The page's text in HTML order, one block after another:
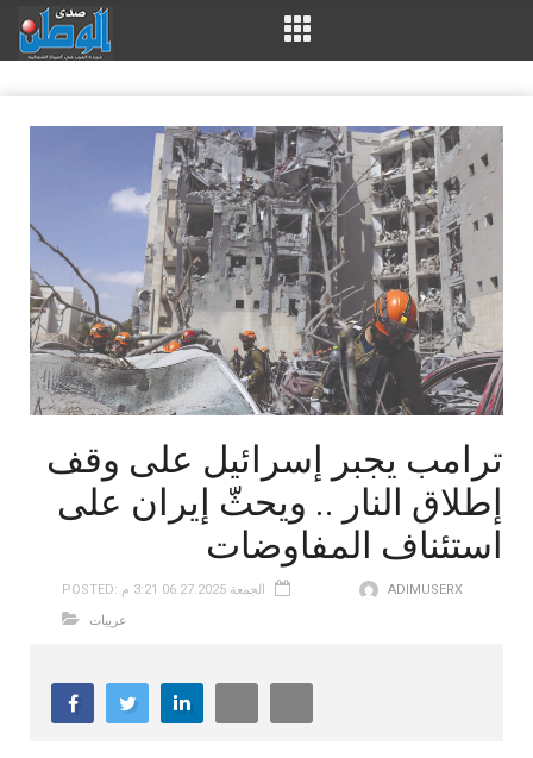
ترامب يجبر إسرائيل على وقف
إطلاق النار .. ويحثّ إيران على
استئناف المفاوضات
POSTED: الجمعة 06.27.2025 3:21 م
ADIMUSERX
عربيات